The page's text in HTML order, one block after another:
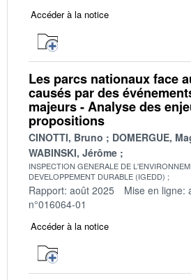
Accéder à la notice
Les parcs nationaux face
causés par des
majeurs - Analyse des
propositions
CINOTTI, Bruno
DOMERGUE,
WABINSKI, Jérôme
INSPECTION GENERALE DE
DEVELOPPEMENT DURABLE (IGEDD)
Rapport: août 2025 Mise en ligne:
n°016064-01
Accéder à la notice